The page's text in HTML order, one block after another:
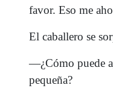
favor. Eso me
El caballero se
—¿Cómo puede
pequeña?